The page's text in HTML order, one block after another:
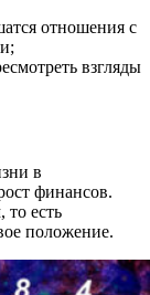
отношения с
взгляды
в
финансов.
то есть
положение.